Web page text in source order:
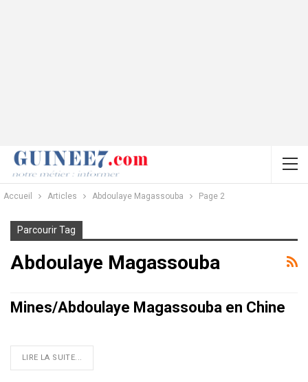
Accueil Articles Abdoulaye Magassouba Page 2
Parcourir Tag
Abdoulaye Magassouba
Mines/Abdoulaye Magassouba en Chine
LIRE LA SUITE...